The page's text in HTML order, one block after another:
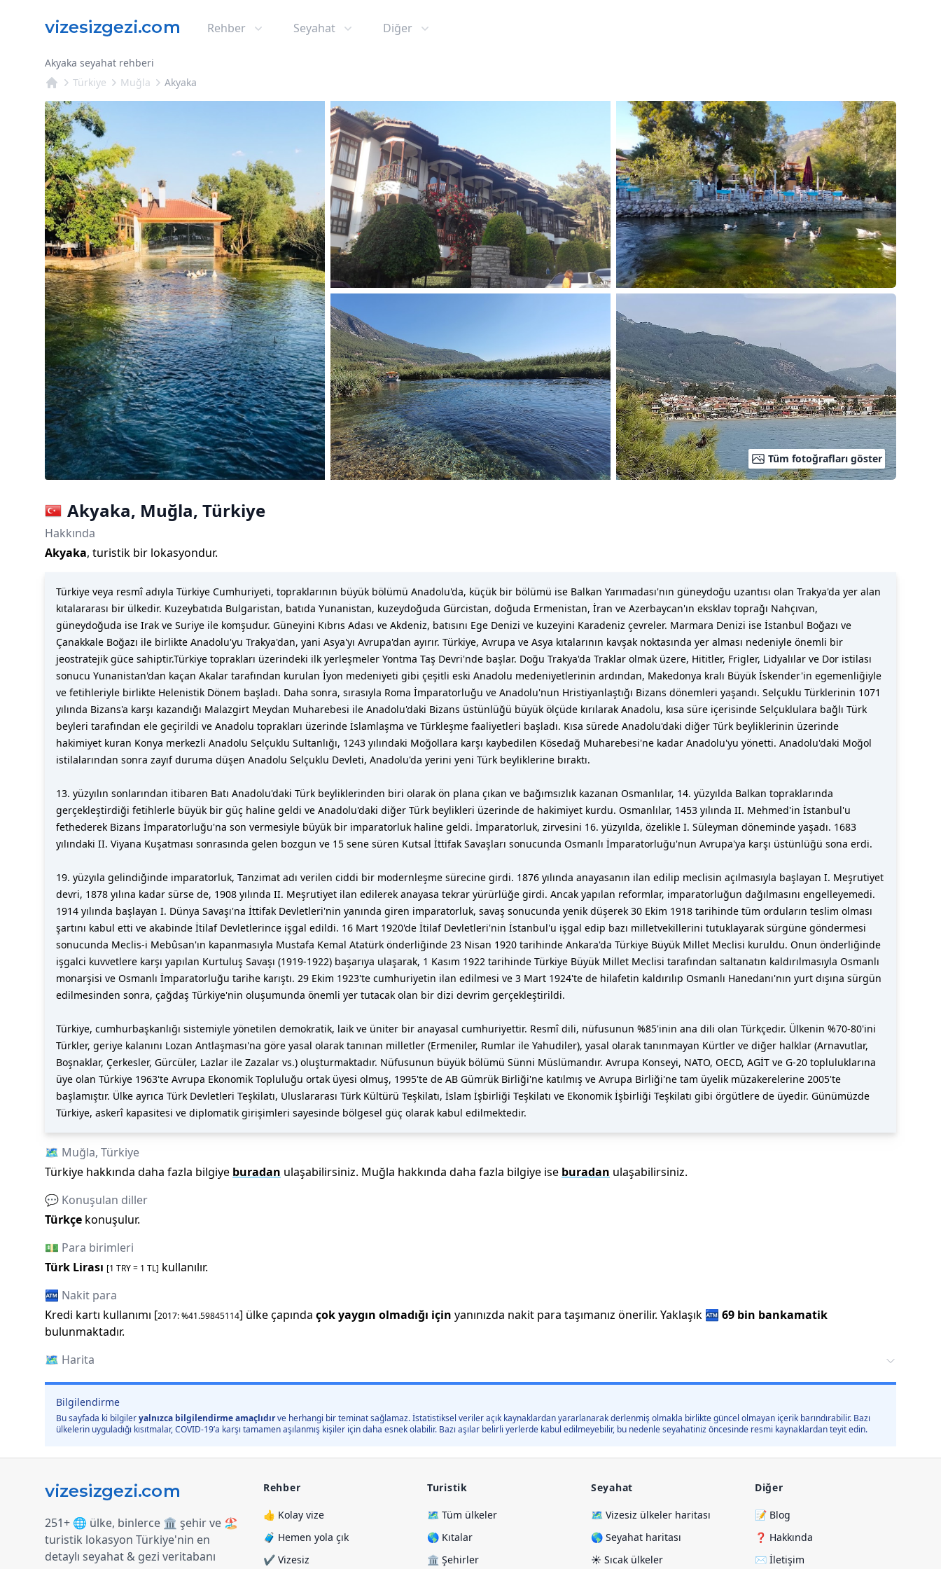
Rehber Seyahat Diğer
Akyaka seyahat rehberi
Türkiye
Muğla Akyaka
Tüm fotoğrafları göster
Akyaka, Muğla, Türkiye
Hakkında
Akyaka, turistik bir lokasyondur.
Türkiye veya resmî adıyla Türkiye Cumhuriyeti, topraklarının büyük bölümü Anadolu'da, küçük bir bölümü ise Balkan Yarımadası'nın güneydoğu uzantısı olan Trakya'da yer alan
kıtalararası bir ülkedir. Kuzeybatıda Bulgaristan, batıda Yunanistan, kuzeydoğuda Gürcistan, doğuda Ermenistan, İran ve Azerbaycan'ın eksklav toprağı Nahçıvan,
güneydoğuda ise Irak ve Suriye ile komşudur. Güneyini Kıbrıs Adası ve Akdeniz, batısını Ege Denizi ve kuzeyini Karadeniz çevreler. Marmara Denizi ise İstanbul Boğazı ve
Çanakkale Boğazı ile birlikte Anadolu'yu Trakya'dan, yani Asya'yı Avrupa'dan ayırır. Türkiye, Avrupa ve Asya kıtalarının kavşak noktasında yer alması nedeniyle önemli bir
jeostratejik güce sahiptir.Türkiye toprakları üzerindeki ilk yerleşmeler Yontma Taş Devri'nde başlar. Doğu Trakya'da Traklar olmak üzere, Hititler, Frigler, Lidyalılar ve Dor istilası
sonucu Yunanistan'dan kaçan Akalar tarafından kurulan İyon medeniyeti gibi çeşitli eski Anadolu medeniyetlerinin ardından, Makedonya kralı Büyük İskender'in egemenliğiyle
ve fetihleriyle birlikte Helenistik Dönem başladı. Daha sonra, sırasıyla Roma İmparatorluğu ve Anadolu'nun Hristiyanlaştığı Bizans dönemleri yaşandı. Selçuklu Türklerinin 1071
yılında Bizans'a karşı kazandığı Malazgirt Meydan Muharebesi ile Anadolu'daki Bizans üstünlüğü büyük ölçüde kırılarak Anadolu, kısa süre içerisinde Selçuklulara bağlı Türk
beyleri tarafından ele geçirildi ve Anadolu toprakları üzerinde İslamlaşma ve Türkleşme faaliyetleri başladı. Kısa sürede Anadolu'daki diğer Türk beyliklerinin üzerinde
hakimiyet kuran Konya merkezli Anadolu Selçuklu Sultanlığı, 1243 yılındaki Moğollara karşı kaybedilen Kösedağ Muharebesi'ne kadar Anadolu'yu yönetti. Anadolu'daki Moğol
istilalarından sonra zayıf duruma düşen Anadolu Selçuklu Devleti, Anadolu'da yerini yeni Türk beyliklerine bıraktı.
13. yüzyılın sonlarından itibaren Batı Anadolu'daki Türk beyliklerinden biri olarak ön plana çıkan ve bağımsızlık kazanan Osmanlılar, 14. yüzyılda Balkan topraklarında
gerçekleştirdiği fetihlerle büyük bir güç haline geldi ve Anadolu'daki diğer Türk beylikleri üzerinde de hakimiyet kurdu. Osmanlılar, 1453 yılında II. Mehmed'in İstanbul'u
fethederek Bizans İmparatorluğu'na son vermesiyle büyük bir imparatorluk haline geldi. İmparatorluk, zirvesini 16. yüzyılda, özelikle I. Süleyman döneminde yaşadı. 1683
yılındaki II. Viyana Kuşatması sonrasında gelen bozgun ve 15 sene süren Kutsal İttifak Savaşları sonucunda Osmanlı İmparatorluğu'nun Avrupa'ya karşı üstünlüğü sona erdi.
19. yüzyıla gelindiğinde imparatorluk, Tanzimat adı verilen ciddi bir modernleşme sürecine girdi. 1876 yılında anayasanın ilan edilip meclisin açılmasıyla başlayan I. Meşrutiyet
devri, 1878 yılına kadar sürse de, 1908 yılında II. Meşrutiyet ilan edilerek anayasa tekrar yürürlüğe girdi. Ancak yapılan reformlar, imparatorluğun dağılmasını engelleyemedi.
1914 yılında başlayan I. Dünya Savaşı'na İttifak Devletleri'nin yanında giren imparatorluk, savaş sonucunda yenik düşerek 30 Ekim 1918 tarihinde tüm orduların teslim olması
şartını kabul etti ve akabinde İtilaf Devletlerince işgal edildi. 16 Mart 1920'de İtilaf Devletleri'nin İstanbul'u işgal edip bazı milletvekillerini tutuklayarak sürgüne göndermesi
sonucunda Meclis-i Mebûsan'ın kapanmasıyla Mustafa Kemal Atatürk önderliğinde 23 Nisan 1920 tarihinde Ankara'da Türkiye Büyük Millet Meclisi kuruldu. Onun önderliğinde
işgalci kuvvetlere karşı yapılan Kurtuluş Savaşı (1919-1922) başarıya ulaşarak, 1 Kasım 1922 tarihinde Türkiye Büyük Millet Meclisi tarafından saltanatın kaldırılmasıyla Osmanlı
monarşisi ve Osmanlı İmparatorluğu tarihe karıştı. 29 Ekim 1923'te cumhuriyetin ilan edilmesi ve 3 Mart 1924'te de hilafetin kaldırılıp Osmanlı Hanedanı'nın yurt dışına sürgün
edilmesinden sonra, çağdaş Türkiye'nin oluşumunda önemli yer tutacak olan bir dizi devrim gerçekleştirildi.
Türkiye, cumhurbaşkanlığı sistemiyle yönetilen demokratik, laik ve üniter bir anayasal cumhuriyettir. Resmî dili, nüfusunun %85'inin ana dili olan Türkçedir. Ülkenin %70-80'ini
Türkler, geriye kalanını Lozan Antlaşması'na göre yasal olarak tanınan milletler (Ermeniler, Rumlar ile Yahudiler), yasal olarak tanınmayan Kürtler ve diğer halklar (Arnavutlar,
Boşnaklar, Çerkesler, Gürcüler, Lazlar ile Zazalar vs.) oluşturmaktadır. Nüfusunun büyük bölümü Sünni Müslümandır. Avrupa Konseyi, NATO, OECD, AGİT ve G-20 topluluklarına
üye olan Türkiye 1963'te Avrupa Ekonomik Topluluğu ortak üyesi olmuş, 1995'te de AB Gümrük Birliği'ne katılmış ve Avrupa Birliği'ne tam üyelik müzakerelerine 2005'te
başlamıştır. Ülke ayrıca Türk Devletleri Teşkilatı, Uluslararası Türk Kültürü Teşkilatı, İslam İşbirliği Teşkilatı ve Ekonomik İşbirliği Teşkilatı gibi örgütlere de üyedir. Günümüzde
Türkiye, askerî kapasitesi ve diplomatik girişimleri sayesinde bölgesel güç olarak kabul edilmektedir.
🗺️ Muğla, Türkiye
Türkiye hakkında daha fazla bilgiye buradan ulaşabilirsiniz. Muğla hakkında daha fazla bilgiye ise buradan ulaşabilirsiniz.
💬 Konuşulan diller
Türkçe konuşulur.
💵 Para birimleri
Türk Lirası [1 TRY= 1 TL] kullanılır.
🏧 Nakit para
Kredi kartı kullanımı [2017: %41.59845114] ülke çapında çok yaygın olmadığı için yanınızda nakit para taşımanız önerilir. Yaklaşık 🏧 69 bin bankamatik
bulunmaktadır.
🗺️ Harita
Bilgilendirme
Bu sayfada ki bilgileryalnızca bilgilendirme amaçlıdırve herhangi bir teminat sağlamaz. İstatistiksel veriler açık kaynaklardan yararlanarak derlenmiş olmakla birlikte güncel olmayan içerik barındırabilir. Bazı
ülkelerin uyguladığı kısıtmalar, COVID-19’a karşı tamamen aşılanmış kişiler için daha esnek olabilir. Bazı aşılar belirli yerlerde kabul edilmeyebilir, bu nedenle seyahatiniz öncesinde resmi kaynaklardan teyit edin.
251+ 🌐 ülke, binlerce 🏛️ şehir ve 🏖️
turistik lokasyon Türkiye'nin en
detaylı seyahat & gezi veritabanı
Rehber
👍 Kolay vize
🧳 Hemen yola çık
✔️ Vizesiz
Turistik
🗺️ Tüm ülkeler
🌎 Kıtalar
🏛️ Şehirler
Seyahat
🗺️ Vizesiz ülkeler haritası
🌎 Seyahat haritası
☀️ Sıcak ülkeler
Diğer
📝 Blog
❓ Hakkında
✉️ İletişim